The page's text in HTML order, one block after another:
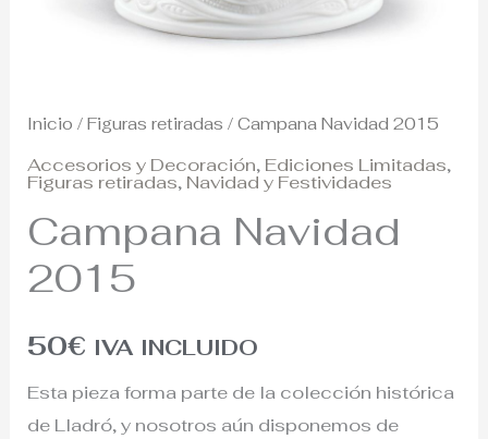
Inicio /Figuras retiradas / Campana Navidad 2015
Accesorios y Decoración, Ediciones Limitadas,
Figuras retiradas, Navidad y Festividades
Campana Navidad
2015
50€ IVA INCLUIDO
Esta pieza forma parte de la colección histórica
de Lladró, y nosotros aún disponemos de